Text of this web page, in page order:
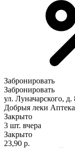
Забронировать
Забронировать
ул. Луначарского,
Добрыя леки
Закрыто
3 шт. вчера
Закрыто
23,90 р.